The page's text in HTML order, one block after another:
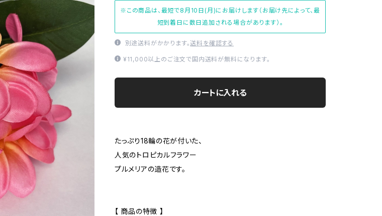
※この商品は、最短で8月10日(月)にお届けします（お届け先によって、最
短到着日に数日追加される場合があります）。
別途送料がかかります。送料を確認する
¥11,000以上のご注文で国内送料が無料になります。
カートに入れる
たっぷり18輪の花が付いた、
人気のトロピカルフラワー
プルメリアの造花です。
【 商品の特徴 】